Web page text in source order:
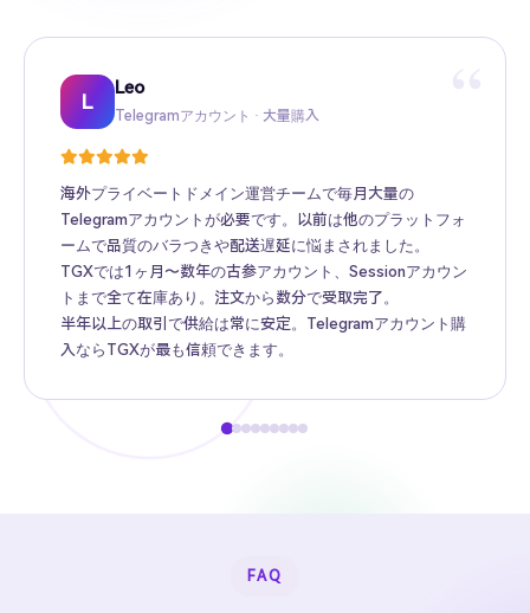
L
Leo
Telegramアカウント · 大量購入
海外プライベートドメイン運営チームで毎月大量の
Telegramアカウントが必要です。以前は他のプラットフォ
ームで品質のバラつきや配送遅延に悩まされました。
TGXでは1ヶ月〜数年の古参アカウント、Sessionアカウン
トまで全て在庫あり。注文から数分で受取完了。
半年以上の取引で供給は常に安定。Telegramアカウント購
入ならTGXが最も信頼できます。
Sarah
Twitter高フォロワー · Web3プロモーション
Kevin
TikTokアカウント · 越境ECマトリクス
Mike
Facebook広告アカウント · 越境広告
Amy
Instagramアカウント · ブランド海外推広
Daniel
Gmail · Apple ID · AIツール
Jason
YouTubeアカウント · コンテンツ収益化
Wing
Telegram Premium代行 · 個人ユーザー
Richard
海外アカウント卸売 · MCN機関
FAQ